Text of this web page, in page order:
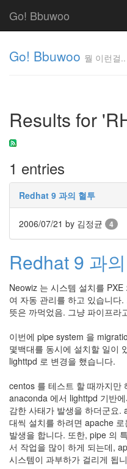
Go! Bbuwoo
Go! Bbuwoo 뭘 이런걸..
Results for
1 entries
Redhat 9 과의 혈투
2006/07/21 by 김정균 4
Redhat 9 과
Neowiz 는 시스템 설치를
여 자동 관리를 하고 있습니다
뜻은 까먹었음. 그냥 파이프라
이번에 pipe system 을
몇백대를 동시에 설치할 일이
lighttpd 로 변경을 했습니다.
centos 를 테스트 할 때까지만
anaconda 에서 lighttpd 기반
감한 사태가 발생을 하더군요.
대씩 설치를 하려면 apache
발생을 합니다. 또한, pipe 의
서 작업을 많이 하게 되는데,
시스템이 과부하가 걸리게 됩
걸..
김
정
균
Cloud
리
눅
스
AnNyung
Firefox
Mozilla
군
이
표
준
L10N
iPutty